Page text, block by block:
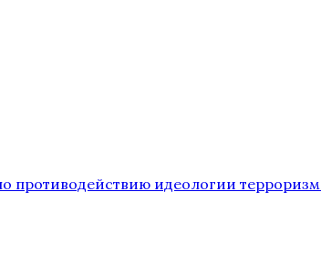
противодействию идеологии